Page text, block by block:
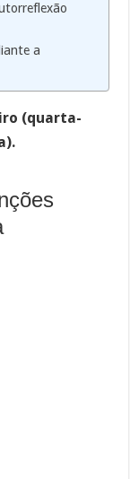
a
(quarta-